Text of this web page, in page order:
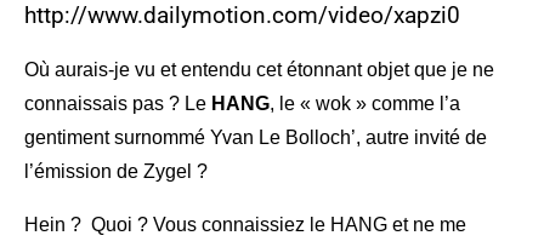
http://www.dailymotion.com/video/xapzi0
Où aurais-je vu et entendu cet étonnant objet que je ne
connaissais pas ? Le HANG, le « wok » comme l’a
gentiment surnommé Yvan Le Bolloch’, autre invité de
l’émission de Zygel ?
Hein ? Quoi ? Vous connaissiez le HANG et ne me